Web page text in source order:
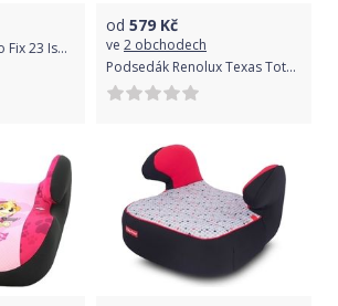
More Podsedák Lito Fix 23 Isofix
od 579 Kč
ve 2 obchodech
Podsedák Renolux Texas Total Black 2019